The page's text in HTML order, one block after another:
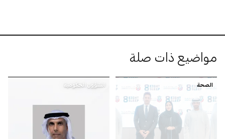
مواضيع ذات صلة
الصحة الشؤون الحكومية